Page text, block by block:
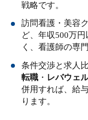
戦略です。
訪問看護・美容
ど、年収500万
く、看護師の専
条件交渉と求人
転職・ レバウェ
併用すれば、給
ります。